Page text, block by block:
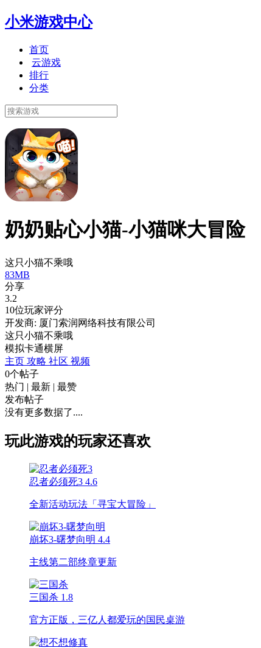
小米游戏中心
首页
云游戏
排行
分类
奶奶贴心小猫-小猫咪大冒险
这只小猫不乘哦
83MB
分享
3.2
10位玩家评分
开发商: 厦门索润网络科技有限公司
这只小猫不乘哦
模拟卡通横屏
主页 攻略 社区 视频
0个帖子
热门 | 最新 | 最赞
发布帖子
没有更多数据了....
玩此游戏的玩家还喜欢
忍者必须死3 4.6
全新活动玩法「寻宝大冒险」
崩坏3-曙梦向明 4.4
主线第二部终章更新
三国杀 1.8
官方正版，三亿人都爱玩的国民桌游